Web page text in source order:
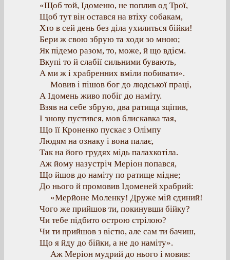
«Щоб той, Ідоменю, не поплив од Трої,
Щоб тут він остався на втіху собакам,
Хто в сей день без діла ухилиться бійки!
Бери ж свою збрую та ходи зо мною;
Як підемо разом, то, може, й що вдієм.
Вкупі то й слабії сильними бувають,
А ми ж і храбренних вміли побивати».
Мовив і пішов бог до людської праці,
А Ідомень живо побіг до наміту.
Взяв на себе збрую, два ратища зціпив,
І знову пустився, мов блискавка тая,
Що її Кроненко пускає з Олімпу
Людям на ознаку і вона палає,
Так на його грудях мідь палахкотіла.
Аж йому назустріч Меріон попався,
Що йшов до наміту по ратище мідне;
До нього й промовив Ідоменей храбрий:
«Мерйоне Моленку! Друже мій єдиний!
Чого же прийшов ти, покинувши бійку?
Чи тебе підбито острою стрілою?
Чи ти прийшов з вістю, але сам ти бачиш,
Що я йду до бійки, а не до наміту».
Аж Меріон мудрий до нього і мовив: